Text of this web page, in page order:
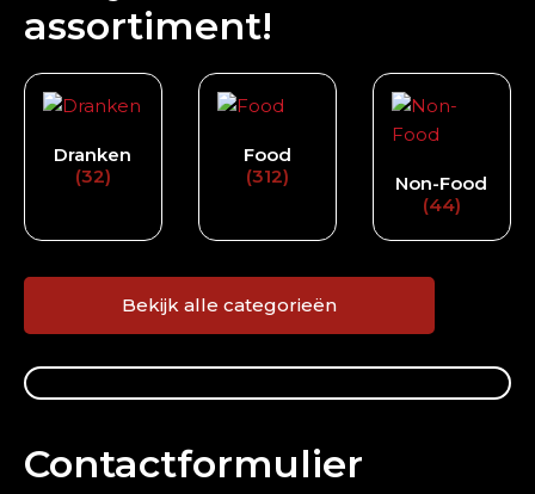
assortiment!
Dranken
(32)
Food
(312)
Non-Food
(44)
Bekijk alle categorieën
Contactformulier